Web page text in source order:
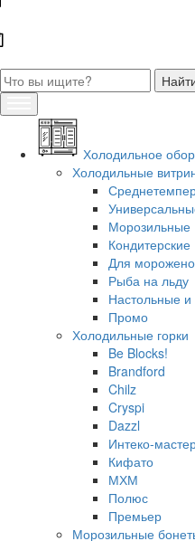
Холодильное
Холодильные
Морозильные
Кондитерские
Для
Рыба на льду
Настольные
Промо
Холодильные горки
Be Blocks!
Brandford
Chilz
Cryspi
Dazzl
Интеко-
Кифато
МХМ
Полюс
Премьер
Морозильные